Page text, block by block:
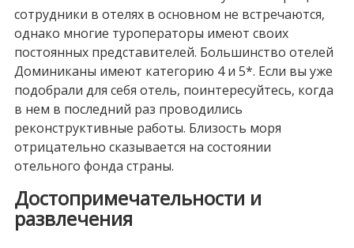
сотрудники в отелях в основном не встречаются,
однако многие туроператоры имеют своих
постоянных представителей. Большинство отелей
Доминиканы имеют категорию 4 и 5*. Если вы уже
подобрали для себя отель, поинтересуйтесь, когда
в нем в последний раз проводились
реконструктивные работы. Близость моря
отрицательно сказывается на состоянии
отельного фонда страны.
Достопримечательности и
развлечения